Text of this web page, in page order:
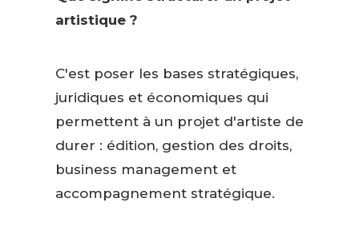
artistique ?
C'est poser les bases stratégiques,
juridiques et économiques qui
permettent à un projet d'artiste de
durer : édition, gestion des droits,
business management et
accompagnement stratégique.